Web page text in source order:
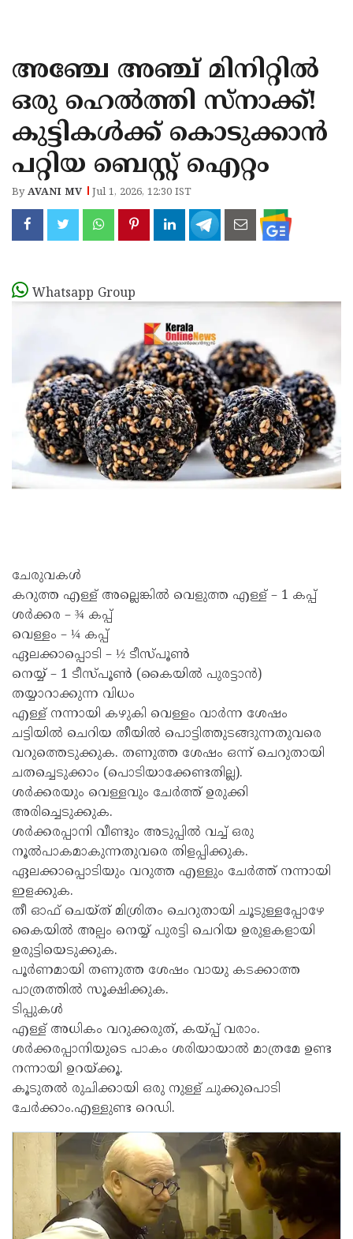
KANNUR
KASARAGOD
അഞ്ചേ അഞ്ച് മിനിറ്റിൽ
ഒരു ഹെൽത്തി സ്നാക്ക്!
കുട്ടികൾക്ക് കൊടുക്കാൻ
പറ്റിയ ബെസ്റ്റ് ഐറ്റം
ByAVANI MV Jul 1, 2026, 12:30 IST
Whatsapp Group
ചേരുവകൾ
കറുത്ത എള്ള് അല്ലെങ്കിൽ വെളുത്ത എള്ള് – 1 കപ്പ്
ശർക്കര – ¾ കപ്പ്
വെള്ളം – ¼ കപ്പ്
ഏലക്കാപ്പൊടി – ½ ടീസ്പൂൺ
നെയ്യ് – 1 ടീസ്പൂൺ (കൈയിൽ പുരട്ടാൻ)
തയ്യാറാക്കുന്ന വിധം
എള്ള് നന്നായി കഴുകി വെള്ളം വാർന്ന ശേഷം
ചട്ടിയിൽ ചെറിയ തീയിൽ പൊട്ടിത്തുടങ്ങുന്നതുവരെ
വറുത്തെടുക്കുക. തണുത്ത ശേഷം ഒന്ന് ചെറുതായി
ചതച്ചെടുക്കാം (പൊടിയാക്കേണ്ടതില്ല).
ശർക്കരയും വെള്ളവും ചേർത്ത് ഉരുക്കി
അരിച്ചെടുക്കുക.
ശർക്കരപ്പാനി വീണ്ടും അടുപ്പിൽ വച്ച് ഒരു
നൂൽപാകമാകുന്നതുവരെ തിളപ്പിക്കുക.
ഏലക്കാപ്പൊടിയും വറുത്ത എള്ളും ചേർത്ത് നന്നായി
ഇളക്കുക.
തീ ഓഫ് ചെയ്ത് മിശ്രിതം ചെറുതായി ചൂടുള്ളപ്പോഴേ
കൈയിൽ അല്പം നെയ്യ് പുരട്ടി ചെറിയ ഉരുളകളായി
ഉരുട്ടിയെടുക്കുക.
പൂർണമായി തണുത്ത ശേഷം വായു കടക്കാത്ത
പാത്രത്തിൽ സൂക്ഷിക്കുക.
ടിപ്പുകൾ
എള്ള് അധികം വറുക്കരുത്, കയ്പ്പ് വരാം.
ശർക്കരപ്പാനിയുടെ പാകം ശരിയായാൽ മാത്രമേ ഉണ്ട
നന്നായി ഉറയ്ക്കൂ.
കൂടുതൽ രുചിക്കായി ഒരു നുള്ള് ചുക്കുപൊടി
ചേർക്കാം.എള്ളുണ്ട റെ‍ഡി.